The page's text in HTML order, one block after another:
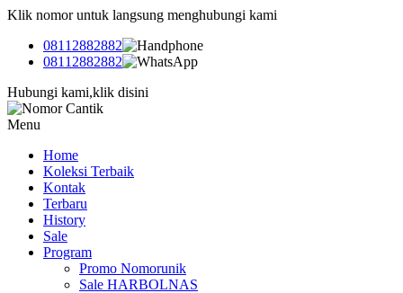
Klik nomor untuk langsung menghubungi kami
08112882882
08112882882
Hubungi kami,klik disini
Menu
Home
Koleksi Terbaik
Kontak
Terbaru
History
Sale
Program
Promo Nomorunik
Sale HARBOLNAS